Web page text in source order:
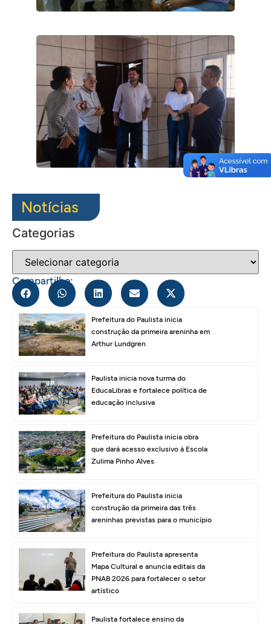
Notícias
Categorias
Compartilhe:
Prefeitura do Paulista inicia
construção da primeira areninha em
Arthur Lundgren
Paulista inicia nova turma do
EducaLibras e fortalece política de
educação inclusiva
Prefeitura do Paulista inicia obra
que dará acesso exclusivo à Escola
Zulima Pinho Alves
Prefeitura do Paulista inicia
construção da primeira das três
areninhas previstas para o município
Prefeitura do Paulista apresenta
Mapa Cultural e anuncia editais da
PNAB 2026 para fortalecer o setor
artístico
Paulista fortalece ensino da